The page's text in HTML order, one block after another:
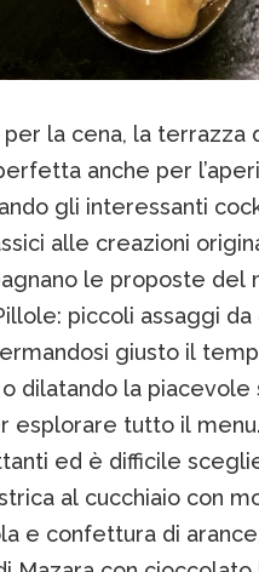
la cena, la terrazza
anche per
gli interessanti
alle creazioni
le proposte del
piccoli assaggi da
giusto il
dilatando la piacevole
esplorare tutto il
ed è difficile
al cucchiaio con
e confettura di